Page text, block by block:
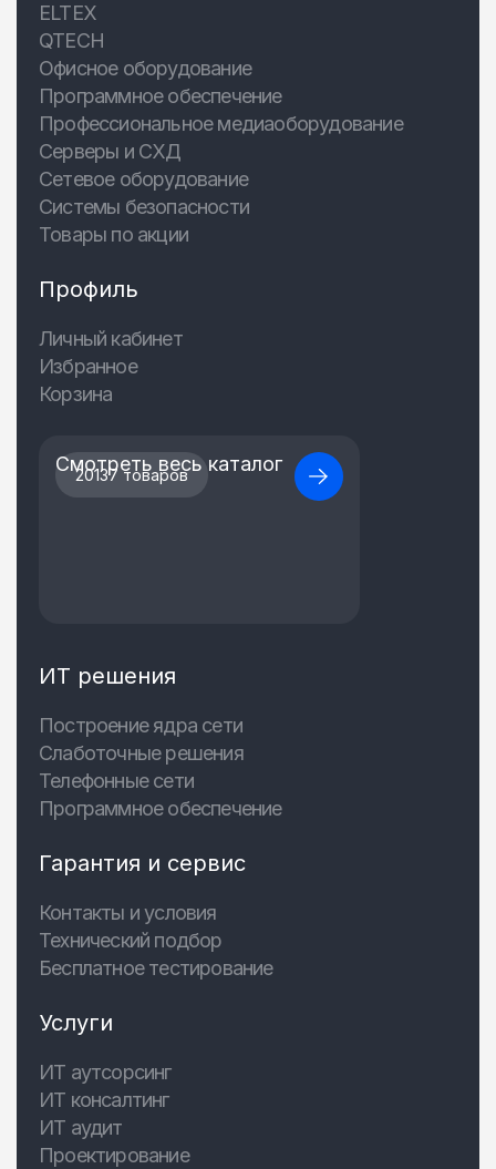
ELTEX
QTECH
Офисное оборудование
Программное обеспечение
Профессиональное медиаоборудование
Серверы и СХД
Сетевое оборудование
Системы безопасности
Товары по акции
Профиль
Личный кабинет
Избранное
Корзина
20137 товаров
Смотреть весь каталог
ИТ решения
Построение ядра сети
Слаботочные решения
Телефонные сети
Программное обеспечение
Гарантия и сервис
Контакты и условия
Технический подбор
Бесплатное тестирование
Услуги
ИТ аутсорсинг
ИТ консалтинг
ИТ аудит
Проектирование